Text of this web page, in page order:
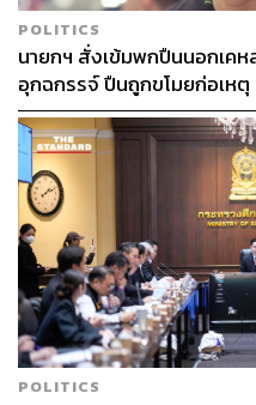
POLITICS
นายกฯ สั่งเข้มพกปืนนอกเคห
อุกฉกรรจ์ ปืนถูกขโมยก่อเหตุ
POLITICS